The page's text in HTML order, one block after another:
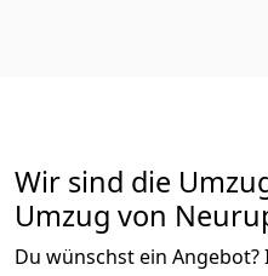
Wir sind die
Umzug von
Du wünschst ein